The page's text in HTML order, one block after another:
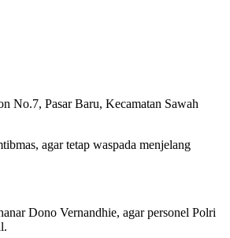
No.7, Pasar Baru, Kecamatan Sawah
agar tetap waspada menjelang
Dono Vernandhie, agar personel Polri